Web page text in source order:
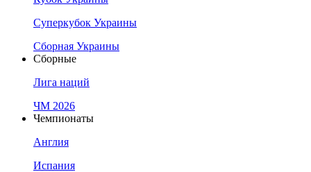
Суперкубок Украины
Сборная Украины
Сборные
Лига наций
ЧМ 2026
Чемпионаты
Англия
Испания